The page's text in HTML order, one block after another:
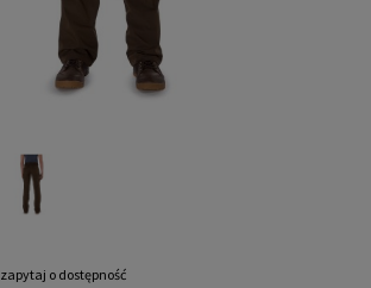
zapytaj o dostępność